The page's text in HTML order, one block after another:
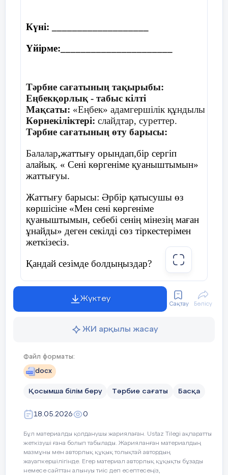
Күні: ___________________
Үйірме:______________________
Тәрбие сағатының тақырыбы:
Еңбекқорлық - табыс кілті
Мақсаты: «Еңбек» адамгершілік құндылығы
Көрнекіліктері: слайдтар, суреттер.
Тәрбие сағатының өту барысы:
Балалар,жаттығу орындап,бір сергіп
алайық. « Сені көргеніме қуаныштымын»
жаттығуы.
Жаттығу барысы: Әрбір қатысушы өз
көршісіне «Мен сені көргеніме
қуаныштымын, себебі сенің мінезің маған
ұнайды» деген секілді сөз тіркестерімен
жеткізесіз.
Қандай сезімде болдыңыздар?
Барлығы:
Үлкенге де "Сіз",
Бар адамға құрметпен,
Шаттық шеңбері
Ән: Болайықшы осындай.
Сөзі мен әні –А. Меңжанованікі.
Жақсы бала еңбекшіл,
Ер азамат болады.
Қиындықты жеңіп кіл,
Құшағы гүл толады.
Жүктеу
Сақтау Бөлісу
ЖИ арқылы жасау
Файл форматы:
docx
Қосымша білім беру Тәрбие сағаты Басқа
18.05.2026 0
Бұл материалды қолданушы жариялаған. Ustaz Tilegi ақпаратты
жеткізуші ғана болып табылады. Жарияланған материалдың
мазмұны мен авторлық құқық толықтай автордың
жауапкершілігінде. Егер материал авторлық құқықты бұзады
немесе сайттан алынуы тиіс деп есептесеңіз,